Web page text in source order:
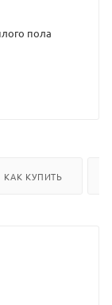
пола
КАК КУПИТЬ